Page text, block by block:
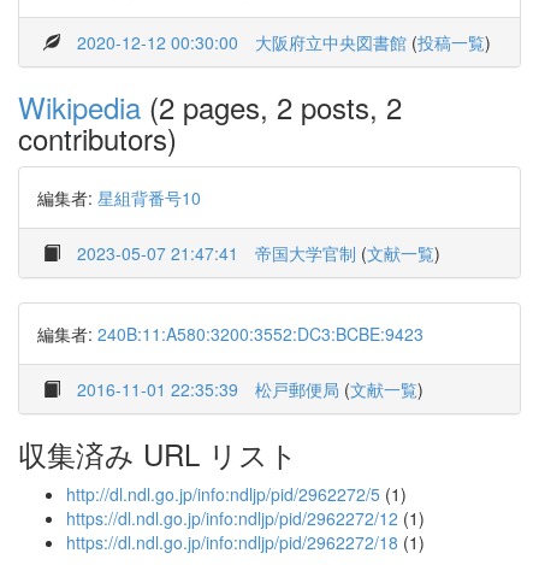
2020-12-12 00:30:00 大阪府立中央図書館 (投稿一覧)
Wikipedia (2 pages, 2 posts, 2
contributors)
編集者: 星組背番号10
2023-05-07 21:47:41 帝国大学官制 (文献一覧)
編集者: 240B:11:A580:3200:3552:DC3:BCBE:9423
2016-11-01 22:35:39 松戸郵便局 (文献一覧)
収集済み URL リスト
http://dl.ndl.go.jp/info:ndljp/pid/2962272/5 (1)
https://dl.ndl.go.jp/info:ndljp/pid/2962272/12 (1)
https://dl.ndl.go.jp/info:ndljp/pid/2962272/18 (1)